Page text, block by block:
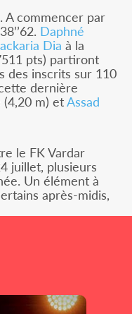
A commencer par
Daphné
Dia à la
pts) partiront
des inscrits sur 110
dernière
m) etAssad
le FK Vardar
juillet, plusieurs
Un élément à
après-midis,